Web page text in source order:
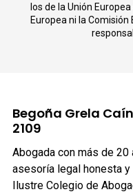
los de la Unión
Europea ni la
Begoña Grela
2109
Abogada con más de
asesoría legal honesta
Ilustre Colegio de